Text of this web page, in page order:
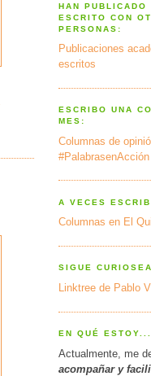
HAN PUBLICADO
ESCRITO CON
PERSONAS:
Publicaciones
escritos
ESCRIBO UNA
MES:
Columnas de
#PalabrasenAcción
A VECES
Columnas en El
SIGUE
Linktree de Pablo
EN QUÉ ESTOY...
Actualmente, me
acompañar y